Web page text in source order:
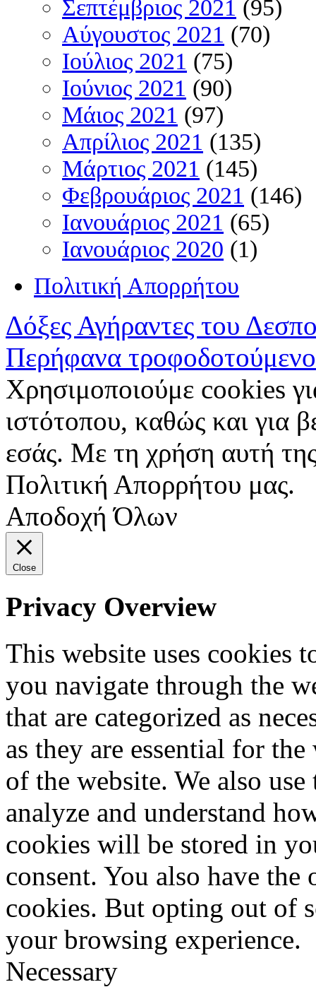
Σεπτέμβριος 2021 (95)
Αύγουστος 2021 (70)
Ιούλιος 2021 (75)
Ιούνιος 2021 (90)
Μάιος 2021 (97)
Απρίλιος 2021 (135)
Μάρτιος 2021 (145)
Φεβρουάριος 2021 (146)
Ιανουάριος 2021 (65)
Ιανουάριος 2020 (1)
Πολιτική Απορρήτου
Δόξες Αγήραντες του
Περήφανα
Χρησιμοποιούμε cookies
ιστότοπου, καθώς και για
εσάς. Με τη χρήση αυτή
Πολιτική Απορρήτου μας.
Αποδοχή Όλων
Close
Privacy Overview
This website uses cookies
you navigate through the
that are categorized as
as they are essential for
of the website. We also
analyze and understand
cookies will be stored in
consent. You also have
cookies. But opting out of
your browsing experience.
Necessary